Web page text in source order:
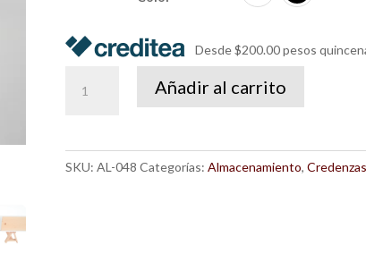
Desde $200.00 pesos
Añadir al carrito
SKU: AL-048 Categorías: Almacenamiento,